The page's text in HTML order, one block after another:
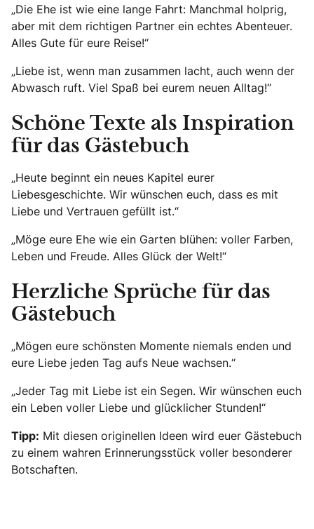
„Die Ehe ist wie eine lange Fahrt: Manchmal holprig,
aber mit dem richtigen Partner ein echtes Abenteuer.
Alles Gute für eure Reise!“
„Liebe ist, wenn man zusammen lacht, auch wenn der
Abwasch ruft. Viel Spaß bei eurem neuen Alltag!“
Schöne Texte als Inspiration
für das Gästebuch
„Heute beginnt ein neues Kapitel eurer
Liebesgeschichte. Wir wünschen euch, dass es mit
Liebe und Vertrauen gefüllt ist.“
„Möge eure Ehe wie ein Garten blühen: voller Farben,
Leben und Freude. Alles Glück der Welt!“
Herzliche Sprüche für das
Gästebuch
„Mögen eure schönsten Momente niemals enden und
eure Liebe jeden Tag aufs Neue wachsen.“
„Jeder Tag mit Liebe ist ein Segen. Wir wünschen euch
ein Leben voller Liebe und glücklicher Stunden!“
Tipp: Mit diesen originellen Ideen wird euer Gästebuch
zu einem wahren Erinnerungsstück voller besonderer
Botschaften.